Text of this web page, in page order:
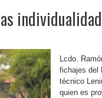
Lcdo.
fichajes del
técnico
quien es